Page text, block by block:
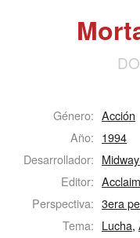
Género: Acción
Año: 1994
Desarrollador:
Editor:
Perspectiva: 3era
Tema: Lucha,